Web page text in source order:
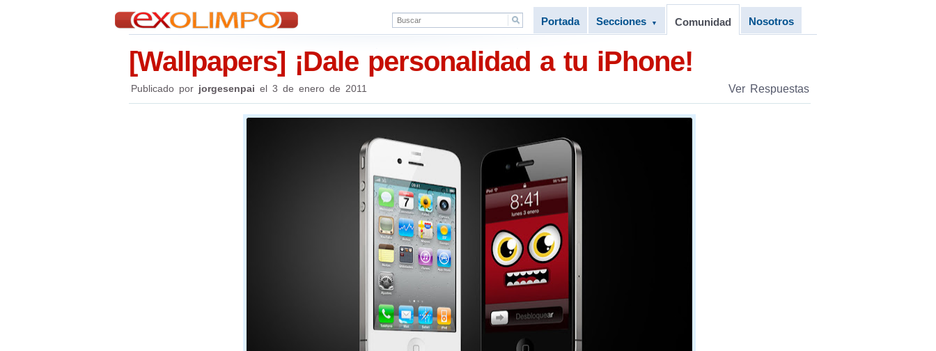
Portada Secciones ▼ Comunidad Nosotros
[Wallpapers] ¡Dale personalidad a tu iPhone!
Publicado por jorgesenpai el 3 de enero de 2011 Ver Respuestas